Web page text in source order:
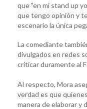
que "en mi stand up
que tengo opinión y
escenario la única
La comediante
divulgados en redes
criticar duramente al
Al respecto, Mora
verdad es que
manera de elaborar y